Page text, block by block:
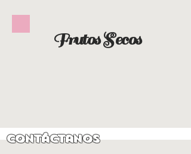
Frutos Secos
Contáctanos